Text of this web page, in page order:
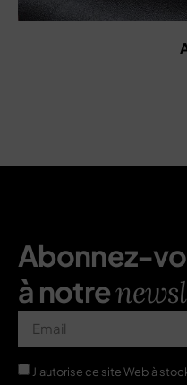
Abonnez-
à notre
J'autorise ce site Web à